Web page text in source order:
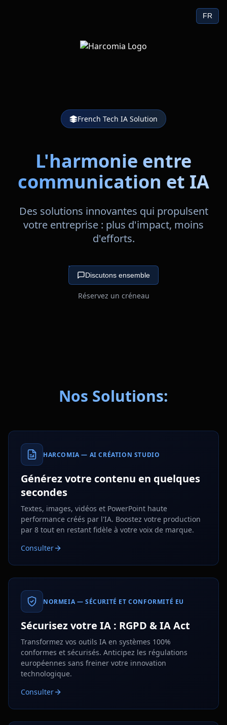
FR
French Tech IA Solution
L'harmonie entre
communication et IA
Des solutions innovantes qui propulsent
votre entreprise : plus d'impact, moins
d'efforts.
Discutons ensemble
Réservez un créneau
Nos Solutions:
HARCOMIA — AI CRÉATION STUDIO
Générez votre contenu en quelques
secondes
Textes, images, vidéos et PowerPoint haute
performance créés par l'IA. Boostez votre production
par 8 tout en restant fidèle à votre voix de marque.
Consulter
NORMEIA — SÉCURITÉ ET CONFORMITÉ EU
Sécurisez votre IA : RGPD & IA Act
Transformez vos outils IA en systèmes 100%
conformes et sécurisés. Anticipez les régulations
européennes sans freiner votre innovation
technologique.
Consulter